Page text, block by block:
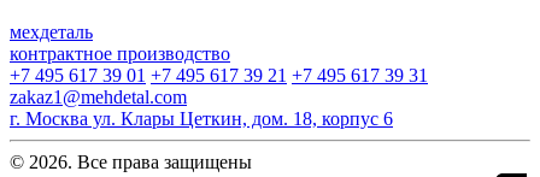
мехдеталь
контрактное производство
+7 495 617 39 01 +7 495 617 39 21 +7 495 617 39 31
zakaz1@mehdetal.com
г. Москва ул. Клары Цеткин, дом. 18, корпус 6
© 2026. Все права защищены